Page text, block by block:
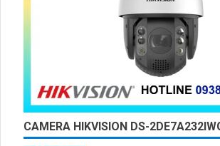
CAMERA HIKVISION DS-